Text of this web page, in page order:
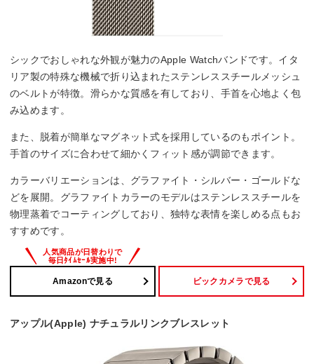
シックでおしゃれな外観が魅力のApple Watchバンドです。イタ
リア製の特殊な機械で折り込まれたステンレススチールメッシュ
のベルトが特徴。滑らかな質感を有しており、手首を心地よく包
み込めます。
また、脱着が簡単なマグネット式を採用しているのもポイント。
手首のサイズに合わせて細かくフィット感が調節できます。
カラーバリエーションは、グラファイト・シルバー・ゴールドな
どを展開。グラファイトカラーのモデルはステンレススチールを
物理蒸着でコーティングしており、独特な表情を楽しめる点もお
すすめです。
Amazonで見る ビックカメラで見る
アップル(Apple) ナチュラルリンクブレスレット